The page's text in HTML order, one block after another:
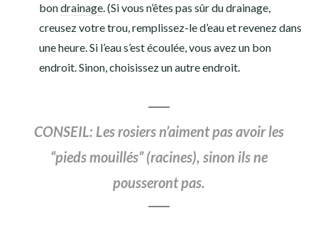
bondrainage. (Si vous n’êtes pas sûr du drainage,
creusez votre trou, remplissez-le d’eau et revenez dans
une heure. Si l’eau s’est écoulée, vous avez un bon
endroit. Sinon, choisissez un autre endroit.
CONSEIL: Les rosiers n’aiment pas avoir les
“pieds mouillés” (racines), sinon ils ne
pousseront pas.